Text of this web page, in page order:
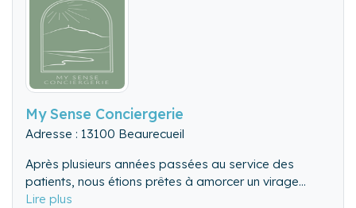
My Sense Conciergerie
Adresse : 13100 Beaurecueil
Après plusieurs années passées au service des
patients, nous étions prêtes à amorcer un virage
professionnel. Créer notre conciergerie fut une